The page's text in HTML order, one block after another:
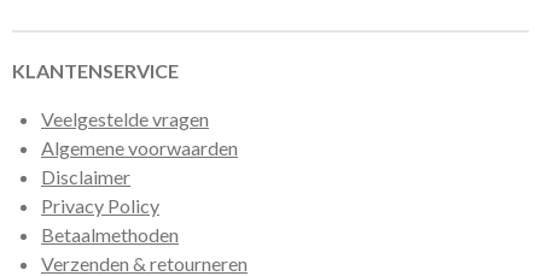
KLANTENSERVICE
Veelgestelde vragen
Algemene voorwaarden
Disclaimer
Privacy Policy
Betaalmethoden
Verzenden & retourneren